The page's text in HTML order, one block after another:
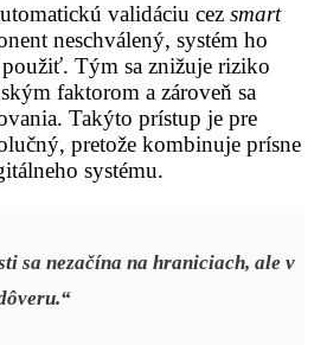
validáciu cez smart
neschválený, systém ho
Tým sa znižuje riziko
faktorom a zároveň sa
Takýto prístup je pre
pretože kombinuje prísne
systému.
sa nezačína na hraniciach, ale v